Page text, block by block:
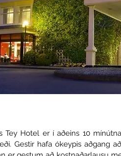
Tey Hotel er í aðeins 10
Gestir hafa ókeypis aðgang